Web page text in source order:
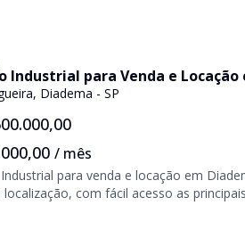
Industrial para Venda e Locação
Diadema - SP
/ mês
para venda e locação em
com fácil acesso as principais